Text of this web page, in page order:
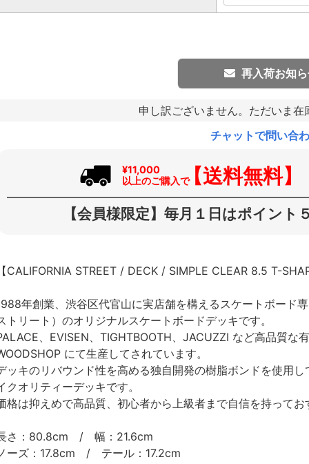
(
再入荷お知
申し訳ございません。ただいま在
チャットで問い合
¥11,000
以上のご購入で【送料無料】
【会員様限定】毎月１日はポイン
CALIFORNIA STREET / DECK / SIMPLE CLEAR 8.5 T-
年創業、渋谷区代官山に実店舗を構えるスケートボード
トリート）のオリジナルスケートボードデッキです。
、EVISEN、TIGHTBOOTH、JACUZZI など高品質な
にて生産してされています。
ッキのリバウンド性を高める独自開発の樹脂ボンドを使用
クオリティーデッキです。
格は抑えめで高品質、初心者から上級者まで自信を持って
さ：80.8cm / 幅：21.6cm
ーズ：17.8cm / テール：17.2cm